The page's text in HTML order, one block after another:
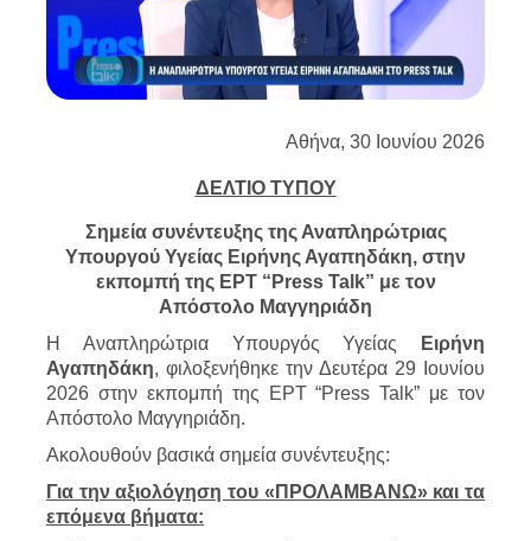
Αθήνα, 30 Ιουνίου 2026
ΔΕΛΤΙΟ ΤΥΠΟΥ
Σημεία συνέντευξης της Αναπληρώτριας
Υπουργού Υγείας Ειρήνης Αγαπηδάκη, στην
εκπομπή της ΕΡΤ “Press Talk” με τον
Απόστολο Μαγγηριάδη
Η Αναπληρώτρια Υπουργός Υγείας
Ειρήνη
Αγαπηδάκη, φιλοξενήθηκε την Δευτέρα 29 Ιουνίου
2026 στην εκπομπή της ΕΡΤ “Press Talk” με τον
Απόστολο Μαγγηριάδη.
Ακολουθούν βασικά σημεία συνέντευξης:
Για την αξιολόγηση του «ΠΡΟΛΑΜΒΑΝΩ» και τα
επόμενα βήματα: